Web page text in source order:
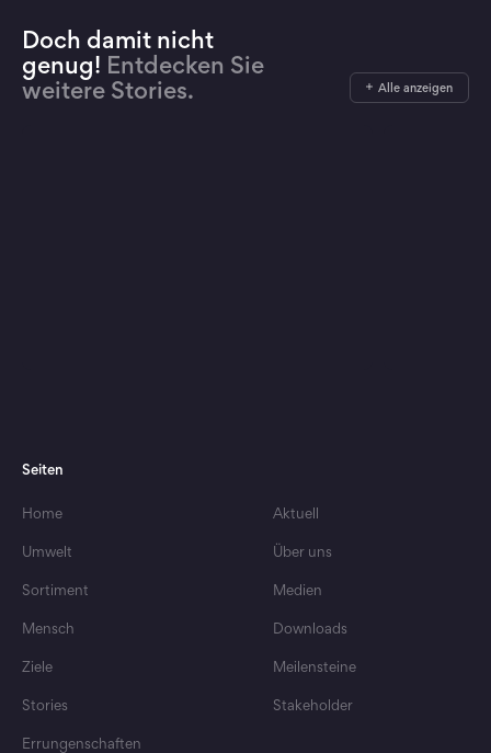
Doch damit nicht
genug! Entdecken Sie
weitere Stories.
Alle anzeigen
33 Jahre im Einsatz für IP-
SUISSE
Seiten
Home
Umwelt
Sortiment
Mensch
Ziele
Stories
Errungenschaften
Aktuell
Über uns
Medien
Downloads
Meilensteine
Stakeholder